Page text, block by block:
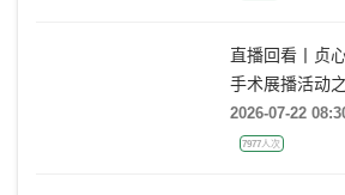
直播回看丨贞
手术展播活动
2026-07-22
7977人次